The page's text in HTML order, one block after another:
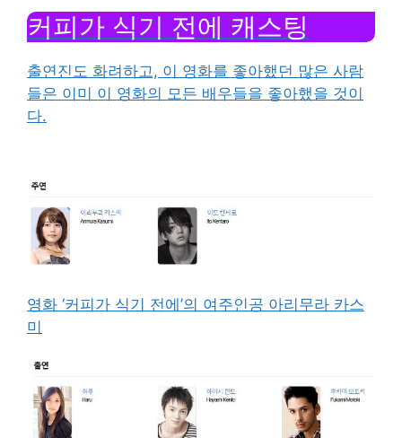
커피가 식기 전에 캐스팅
출연진도 화려하고, 이 영화를 좋아했던 많은 사람
들은 이미 이 영화의 모든 배우들을 좋아했을 것이
다.
영화 ‘커피가 식기 전에’의 여주인공 아리무라 카스
미